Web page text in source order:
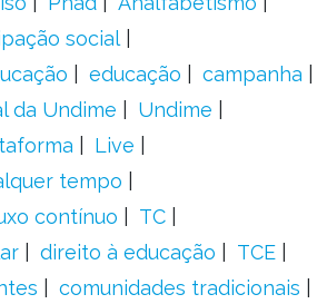
social
educação
campanha
da Undime
Undime
Live
tempo
contínuo
TC
direito à educação
TCE
comunidades tradicionais